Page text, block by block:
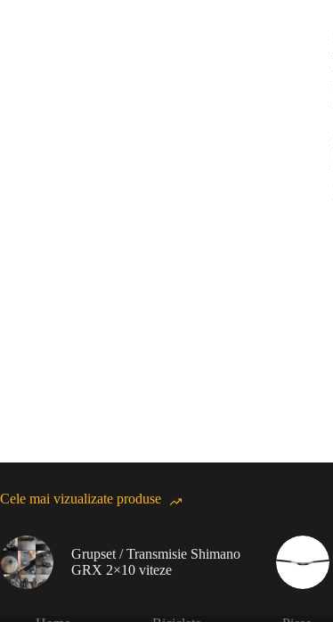
Cele mai vizualizate produse
Grupset / Transmisie Shimano
GRX 2×10 viteze